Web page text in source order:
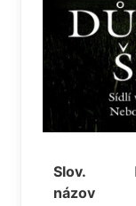
Slov.
názov